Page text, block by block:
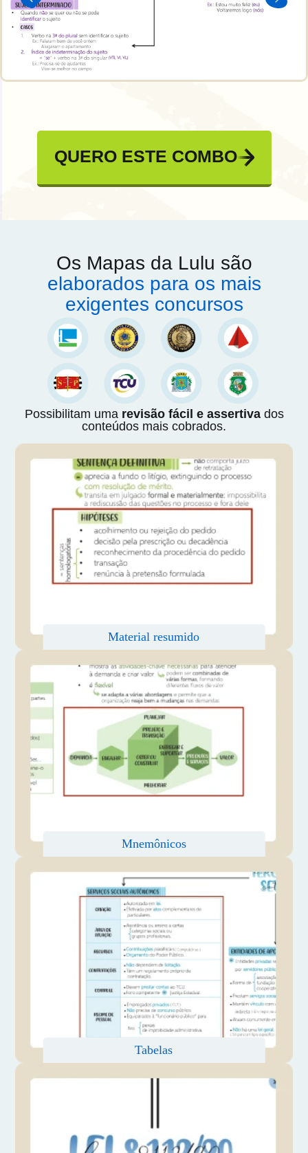
QUERO ESTE COMBO
Os Mapas da Lulu são
elaborados para os mais
exigentes concursos
Possibilitam uma revisão fácil e assertivados
conteúdos mais cobrados.